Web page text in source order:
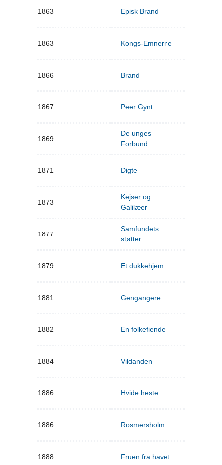
1863 Episk Brand
1863 Kongs-Emnerne
1866 Brand
1867 Peer Gynt
1869
De unges
Forbund
1871 Digte
1873
Kejser og
Galilæer
1877
Samfundets
støtter
1879 Et dukkehjem
1881 Gengangere
1882 En folkefiende
1884 Vildanden
1886 Hvide heste
1886 Rosmersholm
1888 Fruen fra havet